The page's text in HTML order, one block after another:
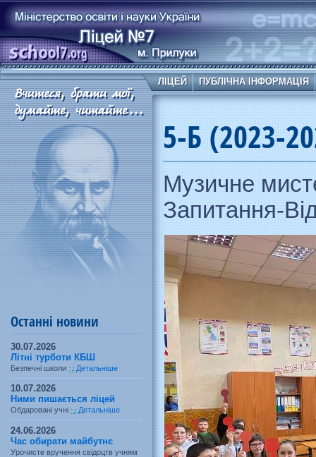
Останні новини
30.07.2026
Літні турботи КБШ
Безпечні школи Детальніше
10.07.2026
Ними пишається ліцей
Обдаровані учні Детальніше
24.06.2026
Час обирати майбутнє
Урочисте вручення свідоцтв учням
ЛІЦЕЙ ПУБЛІЧНА ІНФОРМАЦІЯ
5-Б (2023-
Музичне
Запитання-